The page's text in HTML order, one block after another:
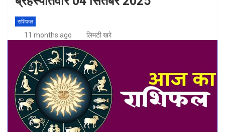
राशिफल
11 months ago लिमटी खरे